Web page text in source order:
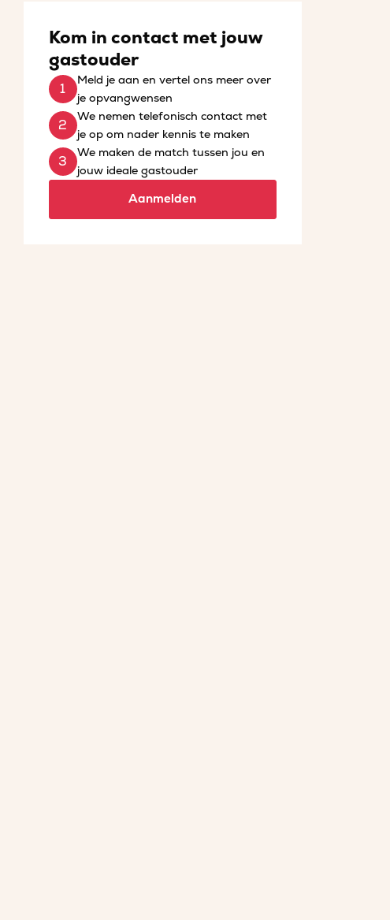
Kom in contact met jouw
gastouder
Meld je aan en vertel ons meer over
je opvangwensen
We nemen telefonisch contact met
je op om nader kennis te maken
We maken de match tussen jou en
jouw ideale gastouder
Aanmelden